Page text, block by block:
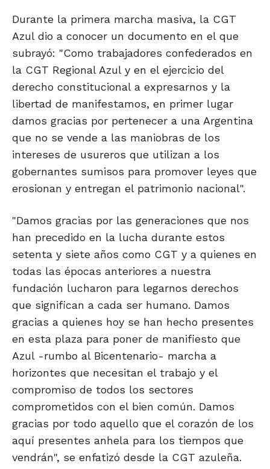
Durante la primera marcha masiva, la CGT
Azul dio a conocer un documento en el que
subrayó: "Como trabajadores confederados en
la CGT Regional Azul y en el ejercicio del
derecho constitucional a expresarnos y la
libertad de manifestamos, en primer lugar
damos gracias por pertenecer a una Argentina
que no se vende a las maniobras de los
intereses de usureros que utilizan a los
gobernantes sumisos para promover leyes que
erosionan y entregan el patrimonio nacional".
"Damos gracias por las generaciones que nos
han precedido en la lucha durante estos
setenta y siete años como CGT y a quienes en
todas las épocas anteriores a nuestra
fundación lucharon para legarnos derechos
que significan a cada ser humano. Damos
gracias a quienes hoy se han hecho presentes
en esta plaza para poner de manifiesto que
Azul -rumbo al Bicentenario- marcha a
horizontes que necesitan el trabajo y el
compromiso de todos los sectores
comprometidos con el bien común. Damos
gracias por todo aquello que el corazón de los
aquí presentes anhela para los tiempos que
vendrán", se enfatizó desde la CGT azuleña.